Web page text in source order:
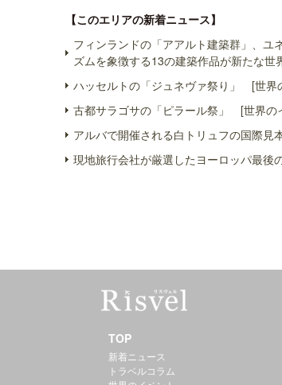
【このエリアの新着ニュース】
フィンランドの「アアルト建築群」、ユ
ズムを象徴する13の建築作品が新たな
ハッセルトの「ジュネヴァ祭り」 [世界
古都サラゴサの「ピラール祭」 [世界の
アルバで開催される白トリュフの国際
現地旅行会社が厳選したヨーロッパ最
TOP
新着ニュース
トラベルコラム